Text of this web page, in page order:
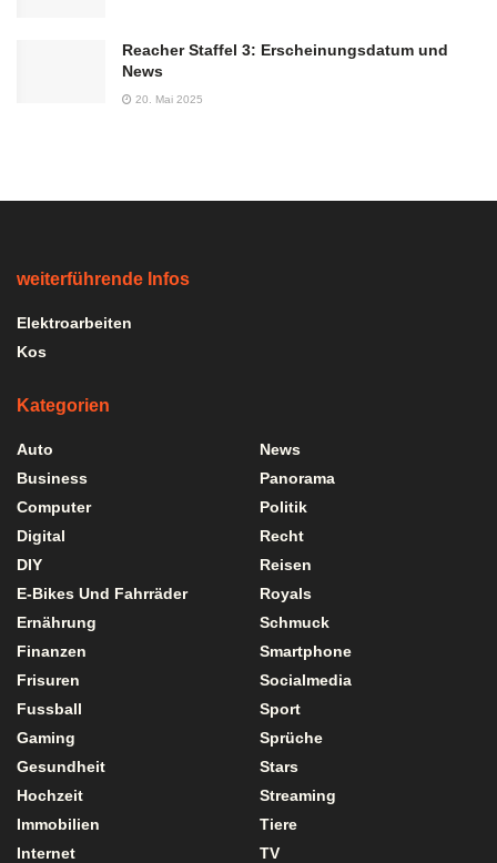
Reacher Staffel 3: Erscheinungsdatum und
News
20. Mai 2025
weiterführende Infos
Elektroarbeiten
Kos
Kategorien
Auto
Business
Computer
Digital
DIY
E-Bikes Und Fahrräder
Ernährung
Finanzen
Frisuren
Fussball
Gaming
Gesundheit
Hochzeit
Immobilien
Internet
News
Panorama
Politik
Recht
Reisen
Royals
Schmuck
Smartphone
Socialmedia
Sport
Sprüche
Stars
Streaming
Tiere
TV